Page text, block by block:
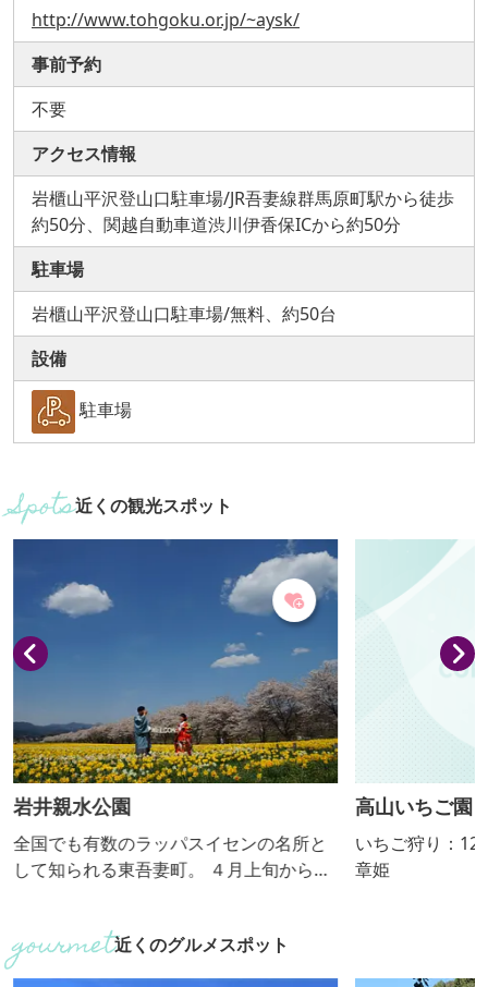
http://www.tohgoku.or.jp/~aysk/
事前予約
不要
アクセス情報
岩櫃山平沢登山口駐車場/JR吾妻線群馬原町駅から徒歩
約50分、関越自動車道渋川伊香保ICから約50分
駐車場
岩櫃山平沢登山口駐車場/無料、約50台
設備
駐車場
近くの観光スポット
岩井親水公園
全国でも有数のラッパスイセンの名所と
して知られる東吾妻町。 ４月上旬から中
り一帯を包み込みます。 岩井親水公園の
隣に広がる畑では、鮮やかな黄色や白の
高山いちご園
いちご狩り：12月
章姫
近くのグルメスポット